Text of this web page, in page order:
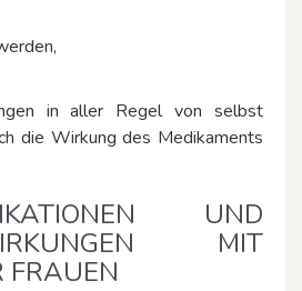
in aller Regel von selbst
die Wirkung des Medikaments
UND
MIT
FRAUEN